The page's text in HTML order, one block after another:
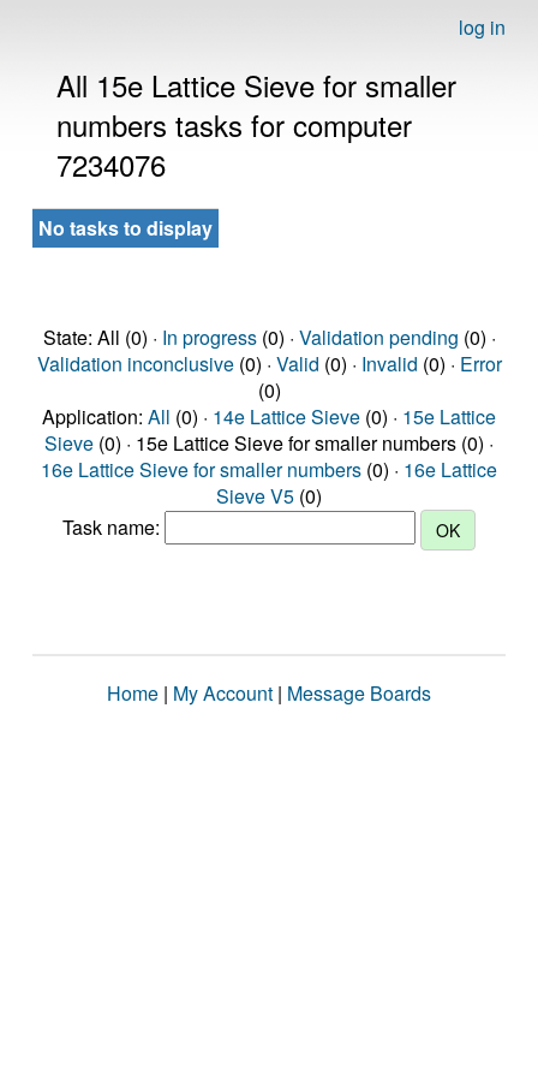
log in
All 15e Lattice Sieve for smaller
numbers tasks for computer
7234076
No tasks to display
State: All (0) · In progress(0) · Validation pending (0) ·
Validation inconclusive(0) · Valid (0) · Invalid (0) · Error
(0)
Application: All (0) · 14e Lattice Sieve (0) · 15e Lattice
Sieve (0) · 15e Lattice Sieve for smaller numbers (0) ·
16e Lattice Sieve for smaller numbers (0) · 16e Lattice
Sieve V5 (0)
Task name:
Home | My Account | Message Boards